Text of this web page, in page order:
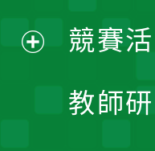
競賽
教師
開